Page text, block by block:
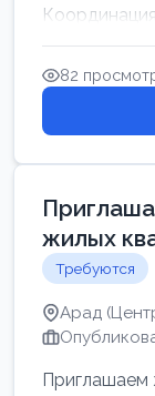
для
82
жилых
Требуются
Арад
Приглашаем